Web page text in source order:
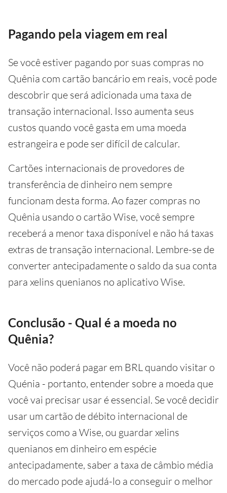
Pagando pela viagem em real
Se você estiver pagando por suas compras no
Quênia com cartão bancário em reais, você pode
descobrir que será adicionada uma taxa de
transação internacional. Isso aumenta seus
custos quando você gasta em uma moeda
estrangeira e pode ser difícil de calcular.
Cartões internacionais de provedores de
transferência de dinheiro nem sempre
funcionam desta forma. Ao fazer compras no
Quênia usando o cartão Wise, você sempre
receberá a menor taxa disponível e não há taxas
extras de transação internacional. Lembre-se de
converter antecipadamente o saldo da sua conta
para xelins quenianos no aplicativo Wise.
Conclusão - Qual é a moeda no
Quênia?
Você não poderá pagar em BRL quando visitar o
Quénia - portanto, entender sobre a moeda que
você vai precisar usar é essencial. Se você decidir
usar um cartão de débito internacional de
serviços como a Wise, ou guardar xelins
quenianos em dinheiro em espécie
antecipadamente, saber a taxa de câmbio média
do mercado pode ajudá-lo a conseguir o melhor